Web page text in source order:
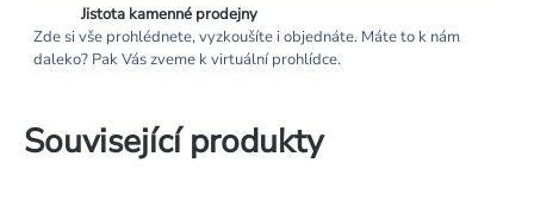
Jistota kamenné prodejny
Zde si vše prohlédnete, vyzkoušíte i objednáte. Máte to k nám
daleko? Pak Vás zveme k virtuální prohlídce.
Související produkty